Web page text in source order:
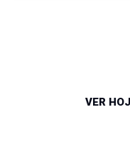
Es un primario/sellador
de dos componentes.
sustrato de concreto y
concreto poroso, reduce
los acabados
VER